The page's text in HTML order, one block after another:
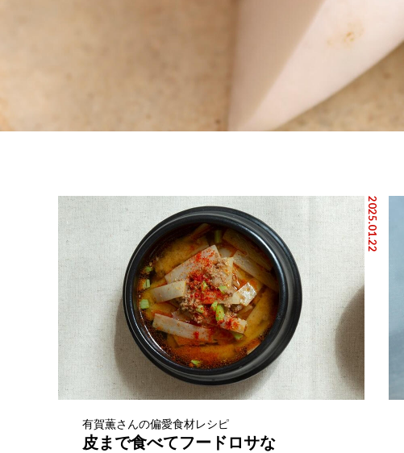
2025.01.22
有賀薫さんの偏愛食材レシピ
皮まで食べてフードロサな